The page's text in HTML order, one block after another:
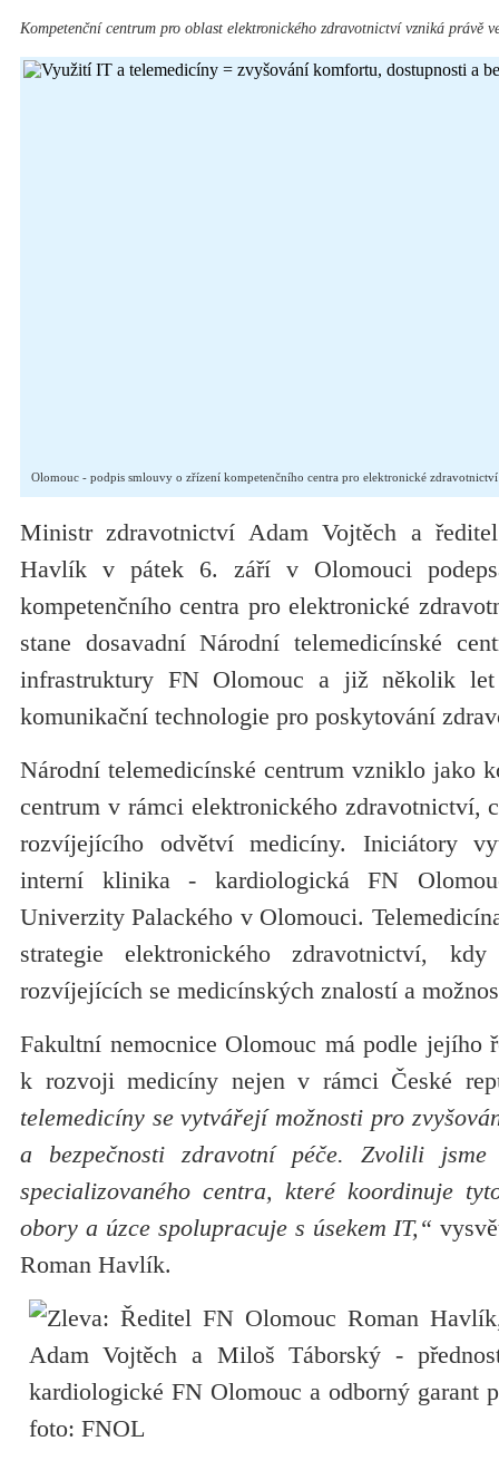
Kompetenční centrum pro oblast elektronického zdravotnictví vzniká právě
Olomouc - podpis smlouvy o zřízení kompetenčního centra pro elektronické
Ministr zdravotnictví Adam Vojtěch a
Havlík v pátek 6. září v Olomouci
kompetenčního centra pro elektronické
stane dosavadní Národní telemedicínské
infrastruktury FN Olomouc a již několik
komunikační technologie pro poskytování
Národní telemedicínské centrum vzniklo jako
centrum v rámci elektronického zdravotnictví,
rozvíjejícího odvětví medicíny. Iniciátory
interní klinika - kardiologická FN
Univerzity Palackého v Olomouci.
strategie elektronického zdravotnictví,
rozvíjejících se medicínských znalostí a
Fakultní nemocnice Olomouc má podle jejího
k rozvoji medicíny nejen v rámci České
telemedicíny se vytvářejí možnosti pro
a bezpečnosti zdravotní péče. Zvolili
specializovaného centra, které koordinuje
obory a úzce spolupracuje s úsekem IT,“
Roman Havlík.